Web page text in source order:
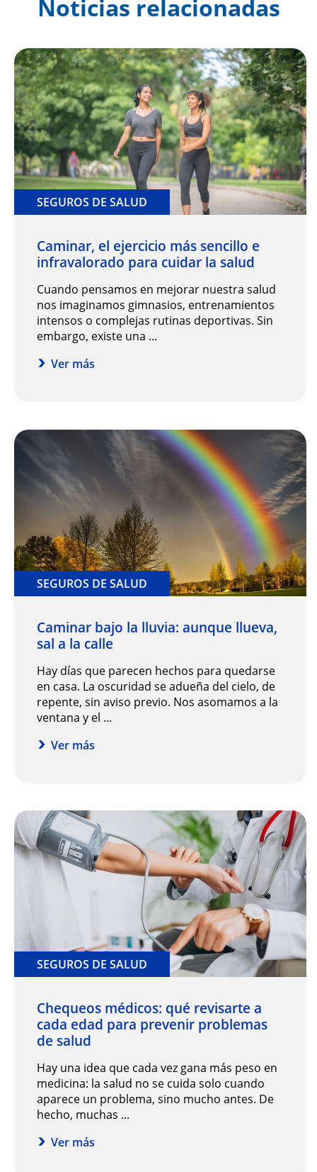
Noticias relacionadas
SEGUROS DE SALUD
Caminar, el ejercicio más sencillo e
infravalorado para cuidar la salud
Cuando pensamos en mejorar nuestra salud
nos imaginamos gimnasios, entrenamientos
intensos o complejas rutinas deportivas. Sin
embargo, existe una ...
Ver más
SEGUROS DE SALUD
Caminar bajo la lluvia: aunque llueva,
sal a la calle
Hay días que parecen hechos para quedarse
en casa. La oscuridad se adueña del cielo, de
repente, sin aviso previo. Nos asomamos a la
ventana y el ...
Ver más
SEGUROS DE SALUD
Chequeos médicos: qué revisarte a
cada edad para prevenir problemas
de salud
Hay una idea que cada vez gana más peso en
medicina: la salud no se cuida solo cuando
aparece un problema, sino mucho antes. De
hecho, muchas ...
Ver más